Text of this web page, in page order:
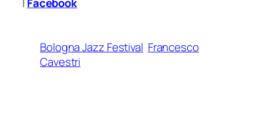
| Facebook
Bologna Jazz Festival Francesco
Cavestri